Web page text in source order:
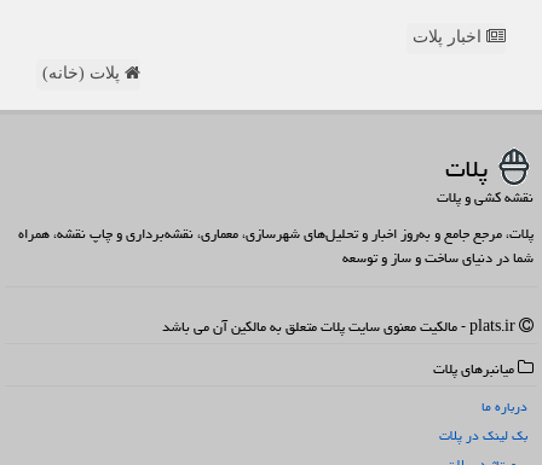
اخبار پلات
پلات (خانه)
پلات
نقشه کشی و پلات
پلات، مرجع جامع و به‌روز اخبار و تحلیل‌های شهرسازی، معماری، نقشه‌برداری و چاپ نقشه، همراه
شما در دنیای ساخت و ساز و توسعه
میانبرهای پلات
درباره ما
بک لینک در پلات